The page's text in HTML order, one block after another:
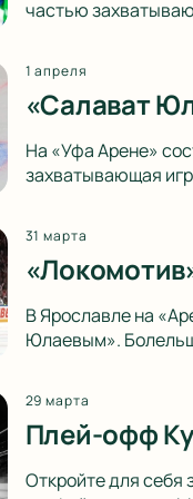
частью
1 апреля
«Салават
На «Уфа Арене»
захватывающая
31 марта
В Ярославле на
Юлаевым».
29 марта
Плей-офф
Откройте для себя